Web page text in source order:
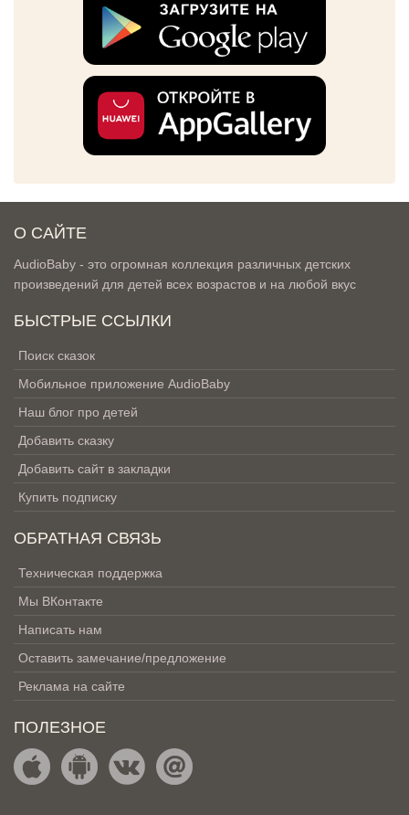
О САЙТЕ
AudioBaby - это огромная коллекция различных детских
произведений для детей всех возрастов и на любой вкус
БЫСТРЫЕ ССЫЛКИ
Поиск сказок
Мобильное приложение AudioBaby
Наш блог про детей
Добавить сказку
Добавить сайт в закладки
Купить подписку
ОБРАТНАЯ СВЯЗЬ
Техническая поддержка
Мы ВКонтакте
Написать нам
Оставить замечание/предложение
Реклама на сайте
ПОЛЕЗНОЕ